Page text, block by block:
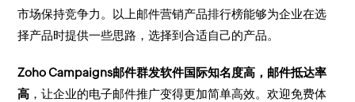
市场保持竞争力。以上邮件营销产品排行榜能够为企业在选
择产品时提供一些思路，选择到合适自己的产品。
Zoho Campaigns邮件群发软件国际知名度高，邮件抵达率
高 ，让企业的电子邮件推广变得更加简单高效。欢迎免费体